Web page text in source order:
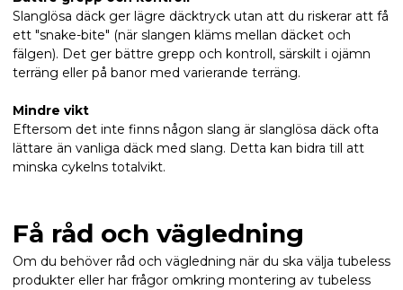
Slanglösa däck ger lägre däcktryck utan att du riskerar att få
ett "snake-bite" (när slangen kläms mellan däcket och
fälgen). Det ger bättre grepp och kontroll, särskilt i ojämn
terräng eller på banor med varierande terräng.
Mindre vikt
Eftersom det inte finns någon slang är slanglösa däck ofta
lättare än vanliga däck med slang. Detta kan bidra till att
minska cykelns totalvikt.
Få råd och vägledning
Om du behöver råd och vägledning när du ska välja tubeless
produkter eller har frågor omkring montering av tubeless